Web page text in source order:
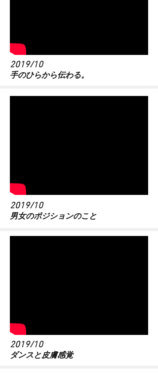
2019/10
​手のひらから伝わる。
2019/10
​男女のポジションのこと
2019/10
​ダンスと皮膚感覚